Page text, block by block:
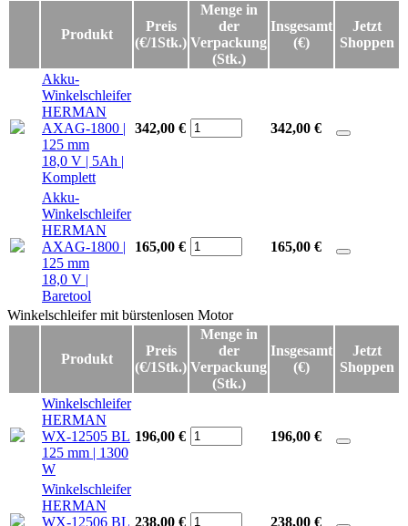
Produkt
Preis
(€/1Stk.)
Menge in
der
Verpackung
(Stk.)
Insgesamt
(€)
Jetzt
Shoppen
Akku-
Winkelschleifer
HERMAN
AXAG-1800 |
125 mm
18,0 V | 5Ah |
Komplett
342,00 € 342,00 €
Akku-
Winkelschleifer
HERMAN
AXAG-1800 |
125 mm
18,0 V |
Baretool
165,00 € 165,00 €
Winkelschleifer mit bürstenlosen Motor
Winkelschleifer mit bürstenlosen Motor
Produkt
Preis
(€/1Stk.)
Menge in
der
Verpackung
(Stk.)
Insgesamt
(€)
Jetzt
Shoppen
Winkelschleifer
HERMAN
WX-12505 BL
125 mm | 1300
W
196,00 € 196,00 €
Winkelschleifer
HERMAN
WX-12506 BL 238,00 € 238,00 €